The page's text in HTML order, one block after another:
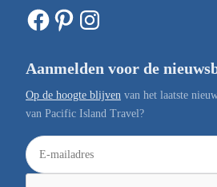
Facebook Pinterest Instagram
Aanmelden voor de
Op de hoogte blijven van het laatste
van Pacific Island Travel?
E
-